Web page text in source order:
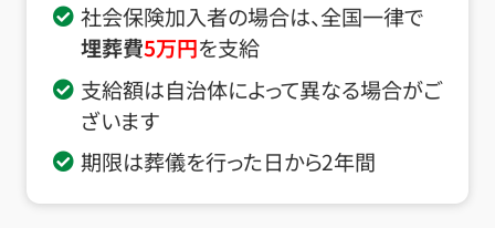
社会保険加入者の場合は、全国一律で
埋葬費5万円を支給
支給額は自治体によって異なる場合がご
ざいます
期限は葬儀を行った日から2年間